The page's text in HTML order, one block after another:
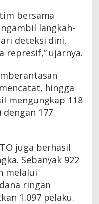
bersama
langkah-
deteksi dini,
represif,” ujarnya.
hingga
mengungkap 118
177
juga berhasil
Sebanyak 922
melalui
ringan
1.097 pelaku.